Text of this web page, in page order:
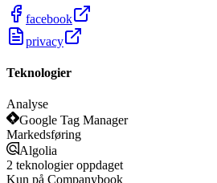
facebook
privacy
Teknologier
Analyse
Google Tag Manager
Markedsføring
Algolia
2 teknologier oppdaget
Kun på Companybook